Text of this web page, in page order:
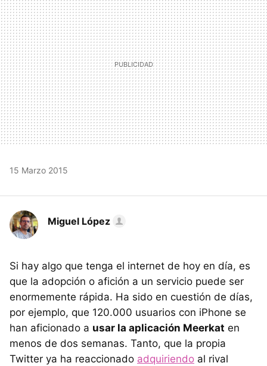
15 Marzo 2015
Miguel López
Si hay algo que tenga el internet de hoy en día, es
que la adopción o afición a un servicio puede ser
enormemente rápida. Ha sido en cuestión de días,
por ejemplo, que 120.000 usuarios con iPhone se
han aficionado a usar la aplicación Meerkat en
menos de dos semanas. Tanto, que la propia
Twitter ya ha reaccionado adquiriendo al rival